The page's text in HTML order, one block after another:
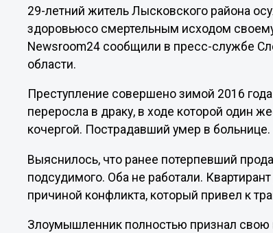
29-летний житель Лысковского района
здоровьюсо смертельным исходом
Newsroom24 сообщили в пресс-службе
области.
Преступление совершено зимой 2016
переросла в драку, в ходе которой один
кочергой. Пострадавший умер в больнице.
Выяснилось, что ранее потерпевший
подсудимого. Оба не работали.
причиной конфликта, который привел к
Злоумышленник полностью признал свою